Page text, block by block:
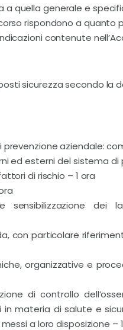
a quella generale e
rispondono a quanto
contenute
sicurezza secondo la
aziendale:
ed esterni del sistema di
di rischio – 1 ora
sensibilizzazione dei
con particolare
organizzative e
di controllo
in materia di salute e
a loro disposizione –